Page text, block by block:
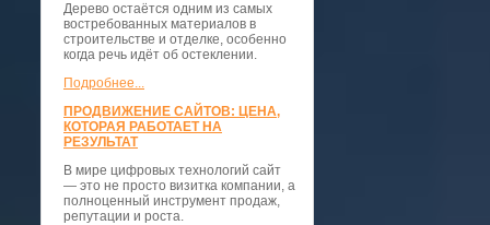
Дерево остаётся одним из самых
востребованных материалов в
строительстве и отделке, особенно
когда речь идёт об остеклении.
Подробнее...
ПРОДВИЖЕНИЕ САЙТОВ: ЦЕНА,
КОТОРАЯ РАБОТАЕТ НА
РЕЗУЛЬТАТ
В мире цифровых технологий сайт
— это не просто визитка компании, а
полноценный инструмент продаж,
репутации и роста.